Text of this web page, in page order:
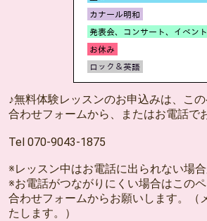
♪無料体験レッスンのお申込みは、こ
合わせフォームから、またはお電話で
Tel 070-9043-1875
※レッスン中はお電話に出られない場合
※お電話がつながりにくい場合はこの
合わせフォームからお願いします。（
たします。）